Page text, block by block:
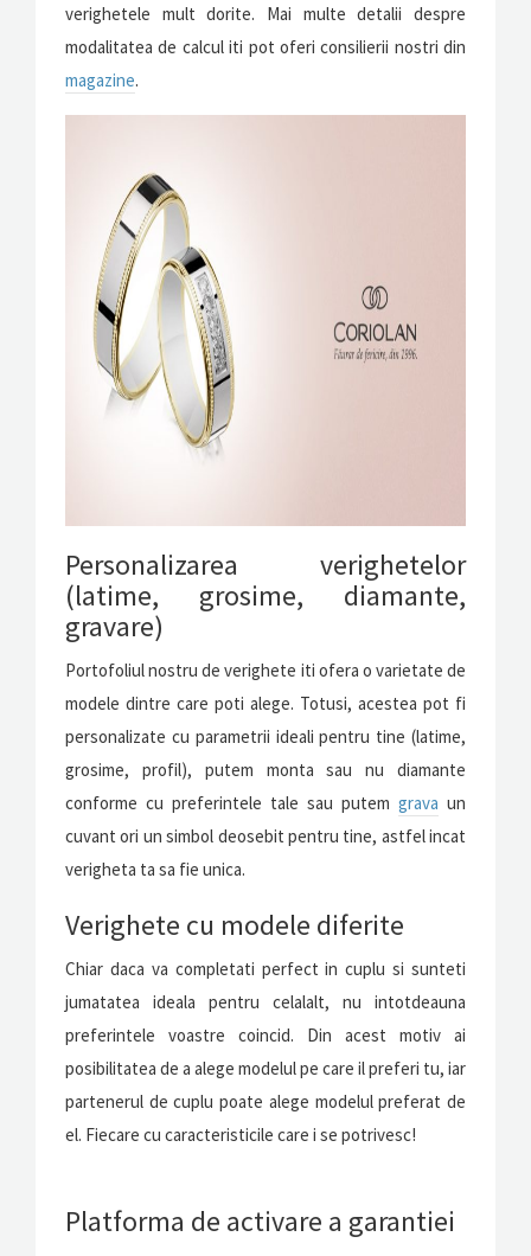
verighetele mult dorite. Mai multe detalii despre
modalitatea de calcul iti pot oferi consilierii nostri din
magazine.
Personalizarea verighetelor
(latime, grosime, diamante,
gravare)
Portofoliul nostru de verighete iti ofera o varietate de
modele dintre care poti alege. Totusi, acestea pot fi
personalizate cu parametrii ideali pentru tine (latime,
grosime, profil), putem monta sau nu diamante
conforme cu preferintele tale sau putem grava un
cuvant ori un simbol deosebit pentru tine, astfel incat
verigheta ta sa fie unica.
Verighete cu modele diferite
Chiar daca va completati perfect in cuplu si sunteti
jumatatea ideala pentru celalalt, nu intotdeauna
preferintele voastre coincid. Din acest motiv ai
posibilitatea de a alege modelul pe care il preferi tu, iar
partenerul de cuplu poate alege modelul preferat de
el. Fiecare cu caracteristicile care i se potrivesc!
Platforma de activare a garantiei